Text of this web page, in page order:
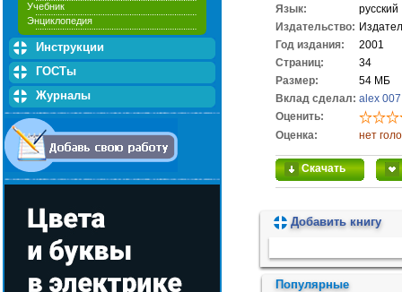
Учебник
Энциклопедия
Инструкции
ГОСТы
Журналы
Язык:
русский
Издательство:
Год издания:
2001
Cтраниц:
34
Размер:
54 МБ
Вклад сделал: alex 007
Оценить:
Оценка:
нет
Скачать
Добавить книгу
Популярные